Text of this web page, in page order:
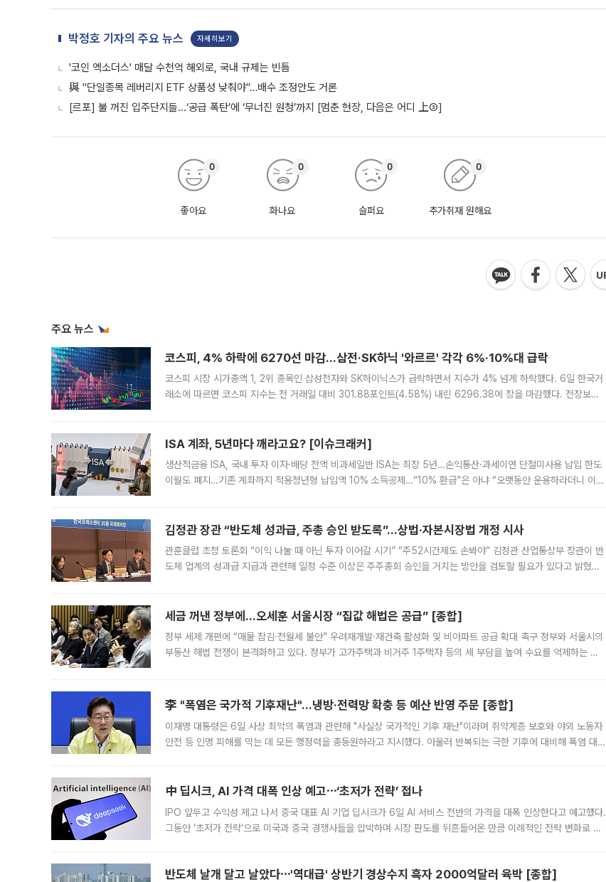
박정호 기자의 주요 뉴스 자세히보기
'코인 엑소더스' 매달 수천억 해외로, 국내 규제는 빈틈
與 "단일종목 레버리지 ETF 상품성 낮춰야"…배수 조정안도 거론
[르포] 불 꺼진 입주단지들...‘공급 폭탄’에 ‘무너진 원청’까지 [멈춘 현장, 다음은 어디 上③]
좋아요
0
화나요
0
슬퍼요
0
추가취재 원해요
0
주요 뉴스
코스피, 4% 하락에 6270선 마감…삼전·SK하닉 '와르르' 각각 6%·10%대 급락
코스피 시장 시가총액 1, 2위 종목인 삼성전자와 SK하이닉스가 급락하면서 지수가 4% 넘게 하락했다. 6일 한국거
래소에 따르면 코스피 지수는 전 거래일 대비 301.88포인트(4.58%) 내린 6296.38에 장을 마감했다. 전장보다
ISA 계좌, 5년마다 깨라고요? [이슈크래커]
생산적금융 ISA, 국내 투자 이자·배당 전액 비과세일반 ISA는 최장 5년…손익통산·과세이연 단절미사용 납입 한도
이월도 폐지…기존 계좌까지 적용청년형 납입액 10% 소득공제…“10% 환급”은 아냐 “오랫동안 운용하라더니 이제
김정관 장관 “반도체 성과급, 주총 승인 받도록”…상법·자본시장법 개정 시사
관훈클럽 초청 토론회 “이익 나눌 때 아닌 투자 이어갈 시기” “주52시간제도 손봐야” 김정관 산업통상부 장관이 반
도체 업계의 성과급 지급과 관련해 일정 수준 이상은 주주총회 승인을 거치는 방안을 검토할 필요가 있다고 밝혔다.
세금 꺼낸 정부에…오세훈 서울시장 “집값 해법은 공급” [종합]
정부 세제 개편에 “매물 잠김·전월세 불안” 우려재개발·재건축 활성화 및 비아파트 공급 확대 촉구 정부와 서울시의
부동산 해법 전쟁이 본격화하고 있다. 정부가 고가주택과 비거주 1주택자 등의 세 부담을 높여 수요를 억제하는 카
李 "폭염은 국가적 기후재난"…냉방·전력망 확충 등 예산 반영 주문 [종합]
이재명 대통령은 6일 사상 최악의 폭염과 관련해 "사실상 국가적인 기후 재난"이라며 취약계층 보호와 야외 노동자
안전 등 인명 피해를 막는 데 모든 행정력을 총동원하라고 지시했다. 아울러 반복되는 극한 기후에 대비해 폭염 대응
中 딥시크, AI 가격 대폭 인상 예고⋯‘초저가 전략’ 접나
IPO 앞두고 수익성 제고 나서 중국 대표 AI 기업 딥시크가 6일 AI 서비스 전반의 가격을 대폭 인상한다고 예고했다.
그동안 ‘초저가 전략’으로 미국과 중국 경쟁사들을 압박하며 시장 판도를 뒤흔들어온 만큼 이례적인 전략 변화로 평
반도체 날개 달고 날았다⋯'역대급' 상반기 경상수지 흑자 2000억달러 육박 [종합]